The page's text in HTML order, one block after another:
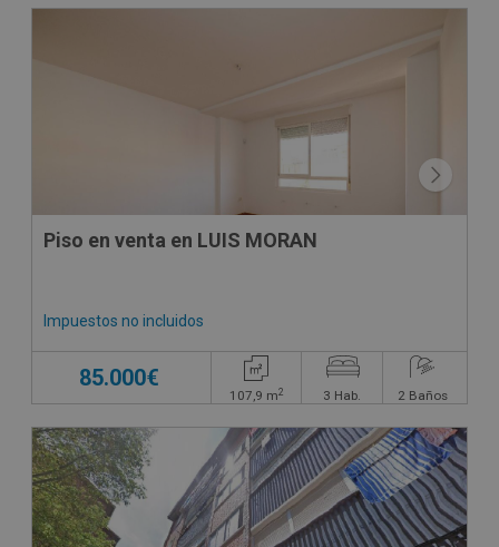
Piso en venta en LUIS MORAN
Impuestos no incluidos
85.000€
107,9 m2 3 Hab. 2 Baños